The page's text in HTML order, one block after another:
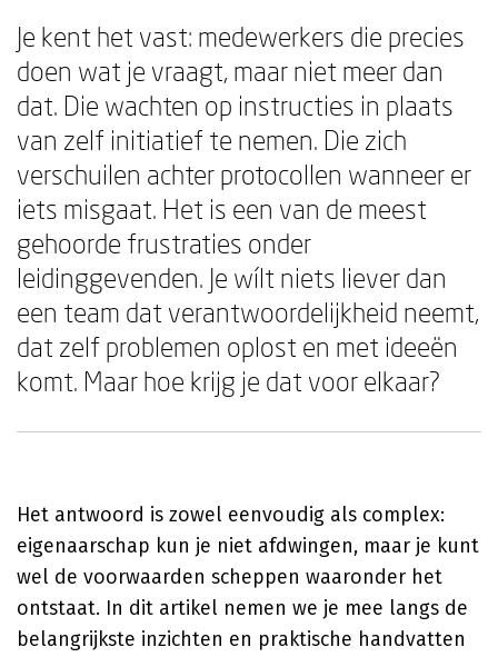
Je kent het vast: medewerkers die precies
doen wat je vraagt, maar niet meer dan
dat. Die wachten op instructies in plaats
van zelf initiatief te nemen. Die zich
verschuilen achter protocollen wanneer er
iets misgaat. Het is een van de meest
gehoorde frustraties onder
leidinggevenden. Je wílt niets liever dan
een team dat verantwoordelijkheid neemt,
dat zelf problemen oplost en met ideeën
komt. Maar hoe krijg je dat voor elkaar?
Het antwoord is zowel eenvoudig als complex:
eigenaarschap kun je niet afdwingen, maar je kunt
wel de voorwaarden scheppen waaronder het
ontstaat. In dit artikel nemen we je mee langs de
belangrijkste inzichten en praktische handvatten